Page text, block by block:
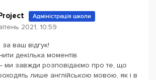
Адміністрація школи
2021, 10:59
ваш відгук!
декілька моментів.
ми завжди розповідаємо про те, що
лише англійською мовою, як і в